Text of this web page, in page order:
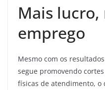
Mais lucro,
emprego
Mesmo com os
segue promovendo
físicas de atendimento, o